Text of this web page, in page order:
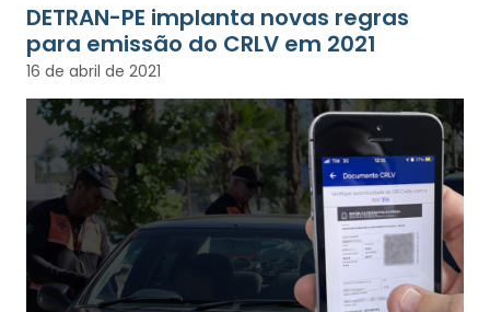
DETRAN-PE implanta novas regras
para emissão do CRLV em 2021
16 de abril de 2021